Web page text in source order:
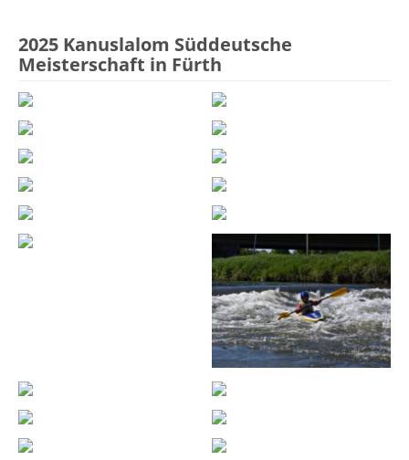
2025 Kanuslalom Süddeutsche
Meisterschaft in Fürth